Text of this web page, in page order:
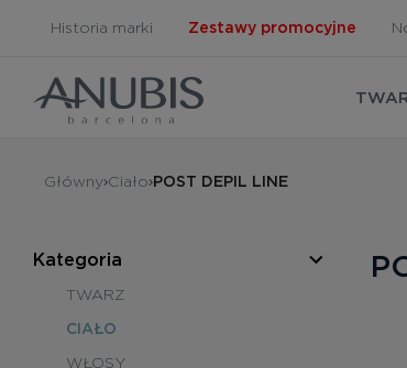
Historia marki Zestawy promocyjne
Główny Ciało POST DEPIL LINE
Kategoria
TWARZ
CIAŁO
WŁOSY